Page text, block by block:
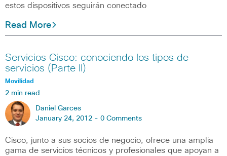
estos dispositivos seguirán conectado
Read More
Servicios Cisco: conociendo los tipos de
servicios (Parte II)
Movilidad
2 min read
Daniel Garces
January 24, 2012 - 0 Comments
Cisco, junto a sus socios de negocio, ofrece una amplia
gama de servicios técnicos y profesionales que apoyan a